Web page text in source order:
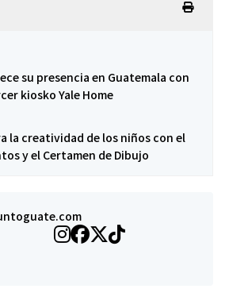
su presencia en Guatemala con
kiosko Yale Home
la creatividad de los niños con el
y el Certamen de Dibujo